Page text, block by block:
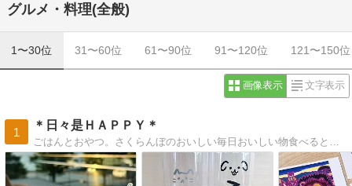
グルメ・料理(全般)
1〜30位 31〜60位 61〜90位 91〜120位 121〜150位
画像表示 文字表示
1
＊日々是ＨＡＰＰＹ＊